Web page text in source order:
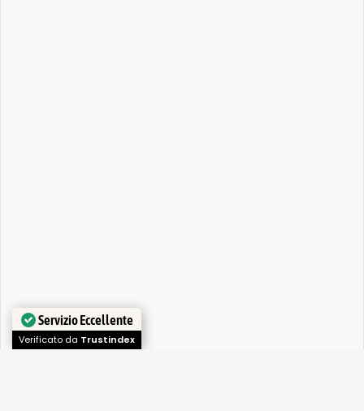
Servizio Eccellente
Verificato daTrustindex